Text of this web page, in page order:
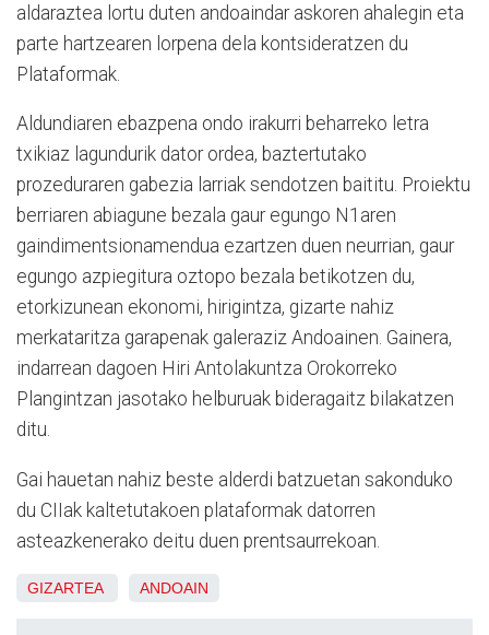
aldaraztea lortu duten andoaindar askoren ahalegin eta
parte hartzearen lorpena dela kontsideratzen du
Plataformak.
Aldundiaren ebazpena ondo irakurri beharreko letra
txikiaz lagundurik dator ordea, baztertutako
prozeduraren gabezia larriak sendotzen baititu. Proiektu
berriaren abiagune bezala gaur egungo N1aren
gaindimentsionamendua ezartzen duen neurrian, gaur
egungo azpiegitura oztopo bezala betikotzen du,
etorkizunean ekonomi, hirigintza, gizarte nahiz
merkataritza garapenak galeraziz Andoainen. Gainera,
indarrean dagoen Hiri Antolakuntza Orokorreko
Plangintzan jasotako helburuak bideragaitz bilakatzen
ditu.
Gai hauetan nahiz beste alderdi batzuetan sakonduko
du CIIak kaltetutakoen plataformak datorren
asteazkenerako deitu duen prentsaurrekoan.
GIZARTEA ANDOAIN